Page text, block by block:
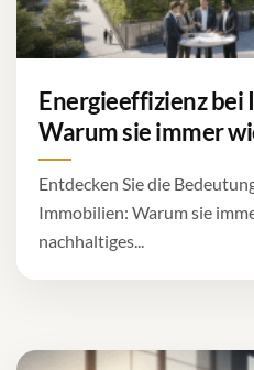
Energieeffizienz bei
Warum sie immer
Entdecken Sie die
Immobilien: Warum sie
nachhaltiges...